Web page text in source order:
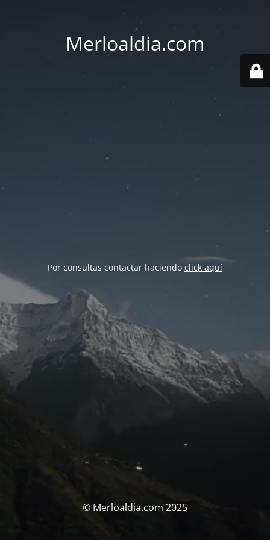
Merloaldia.com
Por consultas contactar haciendo click aquí
© Merloaldia.com 2025